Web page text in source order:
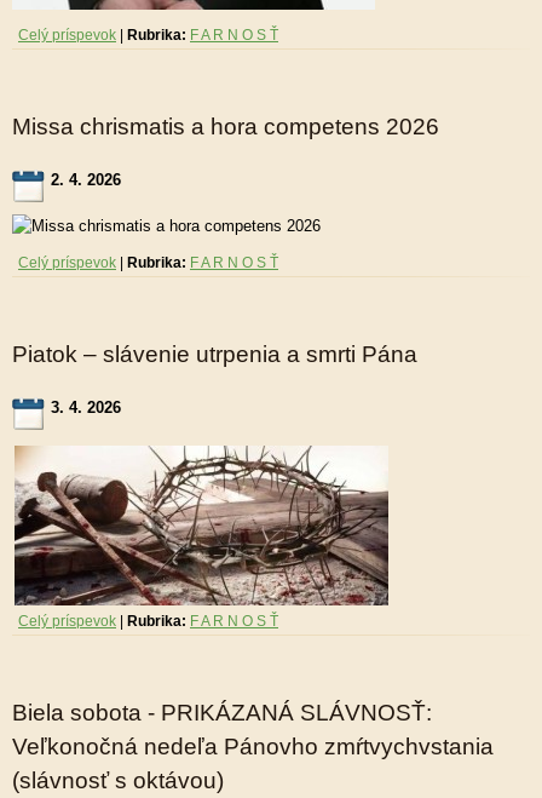
Celý príspevok Rubrika: F A R N O S Ť
Missa chrismatis a hora competens 2026
2. 4. 2026
Celý príspevok Rubrika: F A R N O S Ť
Piatok – slávenie utrpenia a smrti Pána
3. 4. 2026
Celý príspevok Rubrika: F A R N O S Ť
Biela sobota - PRIKÁZANÁ SLÁVNOSŤ:
Veľkonočná nedeľa Pánovho zmŕtvychvstania
(slávnosť s oktávou)